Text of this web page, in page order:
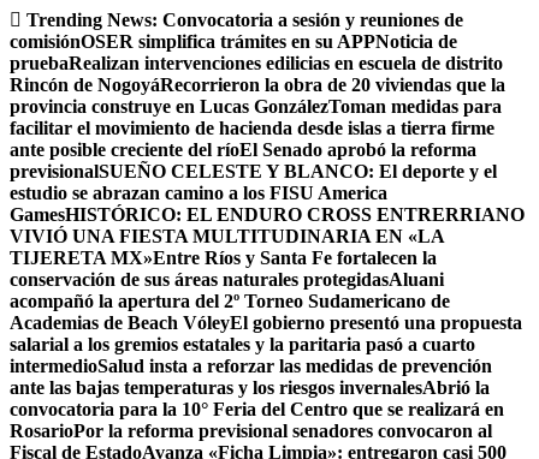
Saltar
al
contenido
Trending News: Convocatoria a sesión y reuniones de
comisiónOSER simplifica trámites en su APPNoticia de
pruebaRealizan intervenciones edilicias en escuela de distrito
Rincón de NogoyáRecorrieron la obra de 20 viviendas que la
provincia construye en Lucas GonzálezToman medidas para
facilitar el movimiento de hacienda desde islas a tierra firme
ante posible creciente del ríoEl Senado aprobó la reforma
previsionalSUEÑO CELESTE Y BLANCO: El deporte y el
estudio se abrazan camino a los FISU America
GamesHISTÓRICO: EL ENDURO CROSS ENTRERRIANO
VIVIÓ UNA FIESTA MULTITUDINARIA EN «LA
TIJERETA MX»Entre Ríos y Santa Fe fortalecen la
conservación de sus áreas naturales protegidasAluani
acompañó la apertura del 2º Torneo Sudamericano de
Academias de Beach VóleyEl gobierno presentó una propuesta
salarial a los gremios estatales y la paritaria pasó a cuarto
intermedioSalud insta a reforzar las medidas de prevención
ante las bajas temperaturas y los riesgos invernalesAbrió la
convocatoria para la 10° Feria del Centro que se realizará en
RosarioPor la reforma previsional senadores convocaron al
Fiscal de EstadoAvanza «Ficha Limpia»: entregaron casi 500